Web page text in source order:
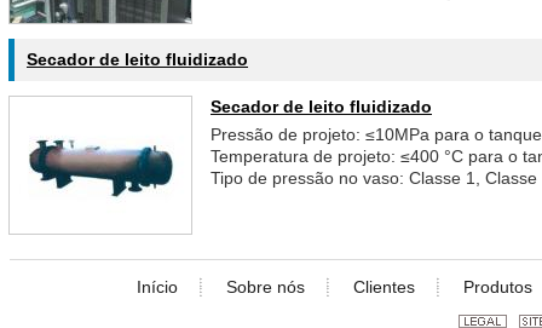
Secador de leito fluidizado
Secador de leito fluidizado
Pressão de projeto: ≤10MPa para o
Temperatura de projeto: ≤400 °C para o
Tipo de pressão no vaso: Classe 1,
Início Sobre nós Clientes Produtos